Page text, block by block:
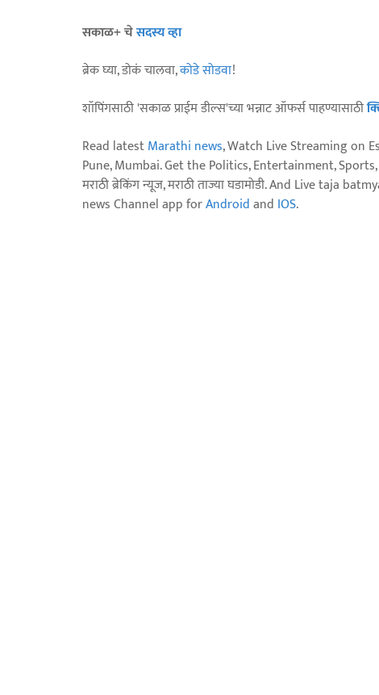
सकाळ+ चेसदस्य व्हा
ब्रेक घ्या, डोकं चालवा,कोडे सोडवा!
शॉपिंगसाठी 'सकाळ प्राईम डील्स'च्या भन्नाट ऑफर्स पाहण्यासाठी
Read latestMarathi news, Watch Live Streaming on
Pune, Mumbai. Get the Politics, Entertainment, Sports,
मराठी ब्रेकिंग न्यूज, मराठी ताज्या घडामोडी. And Live taja
news Channel app forAndroidand IOS.